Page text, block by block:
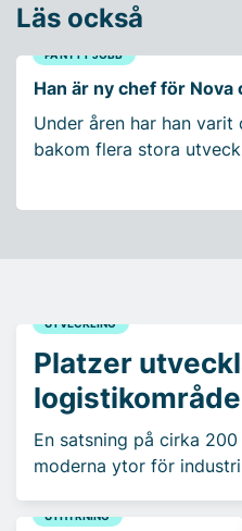
Läs också
PÅ NYTT JOBB
Han är ny chef för Nova
Under åren har han
bakom flera stora
UTVECKLING
Platzer
En satsning på cirka
moderna ytor för
UTHYRNING